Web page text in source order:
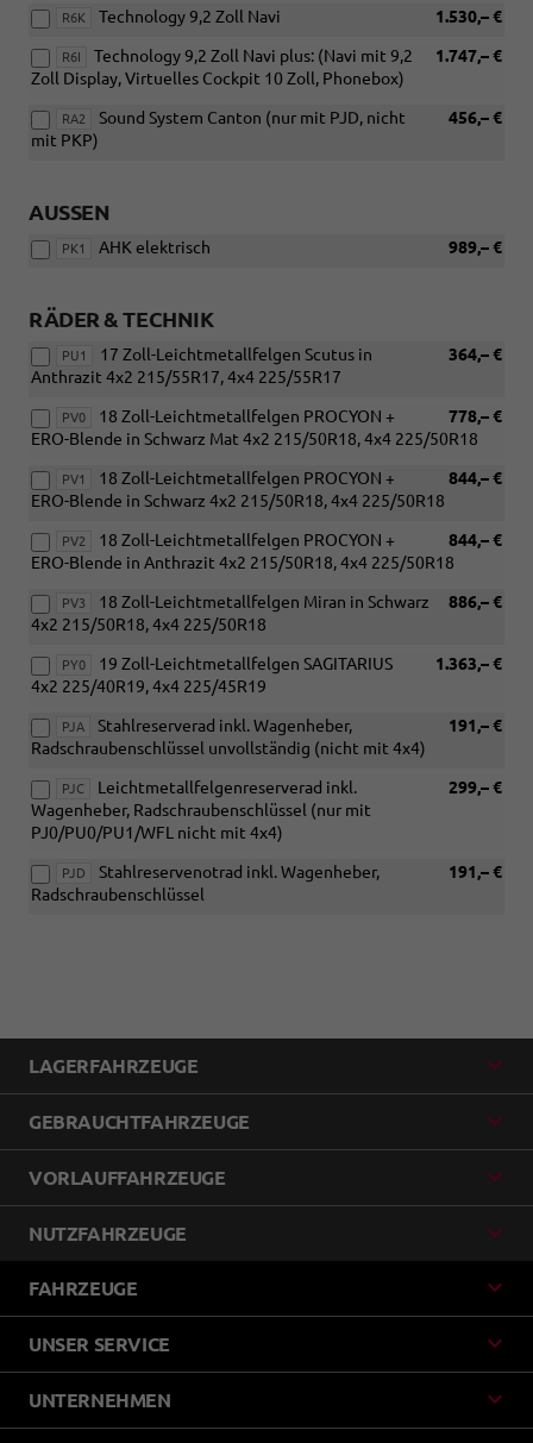
R6K 1.530,– €
Technology 9,2 Zoll Navi
R6I 1.747,– €
Technology 9,2 Zoll Navi plus: (Navi mit 9,2
Zoll Display, Virtuelles Cockpit 10 Zoll, Phonebox)
RA2 456,– €
Sound System Canton (nur mit PJD, nicht
mit PKP)
AUSSEN
PK1 989,– €
AHK elektrisch
RÄDER & TECHNIK
PU1 364,– €
17 Zoll-Leichtmetallfelgen Scutus in
Anthrazit 4x2 215/55R17, 4x4 225/55R17
PV0 778,– €
18 Zoll-Leichtmetallfelgen PROCYON +
ERO-Blende in Schwarz Mat 4x2 215/50R18, 4x4 225/50R18
PV1 844,– €
18 Zoll-Leichtmetallfelgen PROCYON +
ERO-Blende in Schwarz 4x2 215/50R18, 4x4 225/50R18
PV2 844,– €
18 Zoll-Leichtmetallfelgen PROCYON +
ERO-Blende in Anthrazit 4x2 215/50R18, 4x4 225/50R18
PV3 886,– €
18 Zoll-Leichtmetallfelgen Miran in Schwarz
4x2 215/50R18, 4x4 225/50R18
PY0 1.363,– €
19 Zoll-Leichtmetallfelgen SAGITARIUS
4x2 225/40R19, 4x4 225/45R19
PJA 191,– €
Stahlreserverad inkl. Wagenheber,
Radschraubenschlüssel unvollständig (nicht mit 4x4)
PJC 299,– €
Leichtmetallfelgenreserverad inkl.
Wagenheber, Radschraubenschlüssel (nur mit
PJ0/PU0/PU1/WFL nicht mit 4x4)
PJD 191,– €
Stahlreservenotrad inkl. Wagenheber,
Radschraubenschlüssel
LAGERFAHRZEUGE
GEBRAUCHTFAHRZEUGE
VORLAUFFAHRZEUGE
NUTZFAHRZEUGE
FAHRZEUGE
UNSER SERVICE
UNTERNEHMEN